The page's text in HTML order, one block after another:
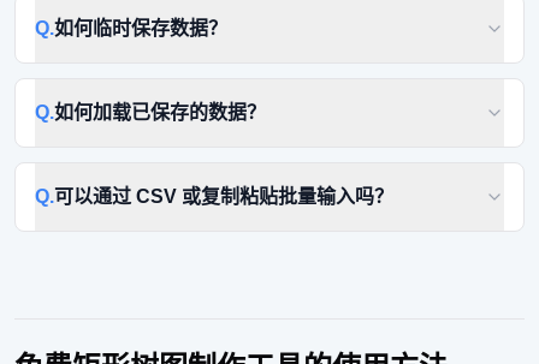
Q.如何临时保存数据？
Q.如何加载已保存的数据？
Q.可以通过 CSV 或复制粘贴批量输入吗？